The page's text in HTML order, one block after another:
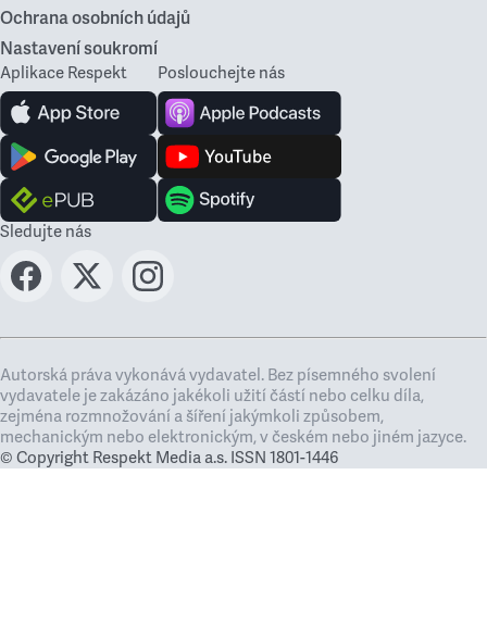
Ochrana osobních údajů
Nastavení soukromí
Aplikace Respekt Poslouchejte nás
Sledujte nás
Autorská práva vykonává vydavatel. Bez písemného svolení
vydavatele je zakázáno jakékoli užití částí nebo celku díla,
zejména rozmnožování a šíření jakýmkoli způsobem,
mechanickým nebo elektronickým, v českém nebo jiném jazyce.
© Copyright Respekt Media a.s. ISSN 1801-1446